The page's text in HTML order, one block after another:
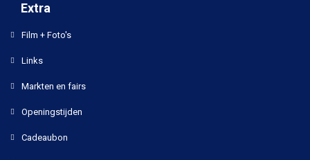
Extra
Film + Foto's
Links
Markten en fairs
Openingstijden
Cadeaubon